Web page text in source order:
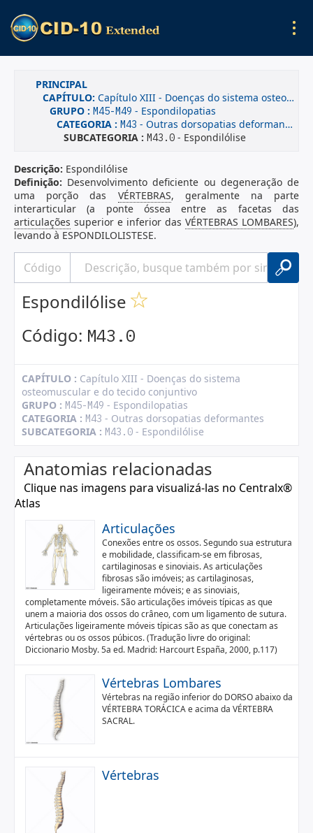
PRINCIPAL
CAPÍTULO: Capítulo XIII - Doenças do sistema osteomuscular e do tecido conjuntivo
GRUPO : M45-M49 - Espondilopatias
CATEGORIA : M43 - Outras dorsopatias deformantes
SUBCATEGORIA : M43.0 - Espondilólise
Descrição: Espondilólise
Definição: Desenvolvimento deficiente ou degeneração de
uma porção das VÉRTEBRAS, geralmente na parte
interarticular (a ponte óssea entre as facetas das
articulações superior e inferior das VÉRTEBRAS LOMBARES),
levando à ESPONDILOLISTESE.
Espondilólise
Código: M43.0
CAPÍTULO : Capítulo XIII - Doenças do sistema
osteomuscular e do tecido conjuntivo
GRUPO : M45-M49 - Espondilopatias
CATEGORIA : M43 - Outras dorsopatias deformantes
SUBCATEGORIA : M43.0 - Espondilólise
Anatomias relacionadas
Clique nas imagens para visualizá-las no Centralx®
Atlas
Articulações
Conexões entre os ossos. Segundo sua estrutura
e mobilidade, classificam-se em fibrosas,
cartilaginosas e sinoviais. As articulações
fibrosas são imóveis; as cartilaginosas,
ligeiramente móveis; e as sinoviais,
completamente móveis. São articulações imóveis típicas as que
unem a maioria dos ossos do crâneo, com um ligamento de sutura.
Articulações ligeiramente móveis típicas são as que conectam as
vértebras ou os ossos púbicos. (Tradução livre do original:
Diccionario Mosby. 5a ed. Madrid: Harcourt España, 2000, p.117)
Vértebras Lombares
Vértebras na região inferior do DORSO abaixo da
VÉRTEBRA TORÁCICA e acima da VÉRTEBRA
SACRAL.
Vértebras